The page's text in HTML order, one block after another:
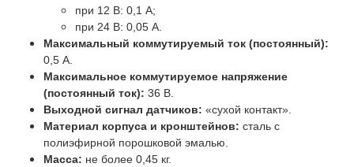
при 12 В: 0,1 А;
при 24 В: 0,05 А.
Максимальный коммутируемый ток (постоянный):
0,5 А.
Максимальное коммутируемое напряжение
(постоянный ток): 36 В.
Выходной сигнал датчиков: «сухой контакт».
Материал корпуса и кронштейнов: сталь с
полиэфирной порошковой эмалью.
Масса: не более 0,45 кг.